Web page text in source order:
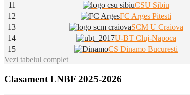
11
CSU Sibiu
12
FC Arges Pitesti
13
SCM U Craiova
14
U-BT Cluj-Napoca
15
CS Dinamo Bucuresti
Vezi tabelul complet
Clasament LNBF 2025-2026